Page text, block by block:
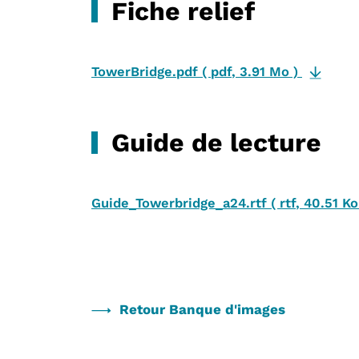
Fiche relief
TowerBridge.pdf ( pdf, 3.91 Mo )
Guide de lecture
Guide_Towerbridge_a24.rtf ( rtf, 40.51 Ko
Retour Banque d'images